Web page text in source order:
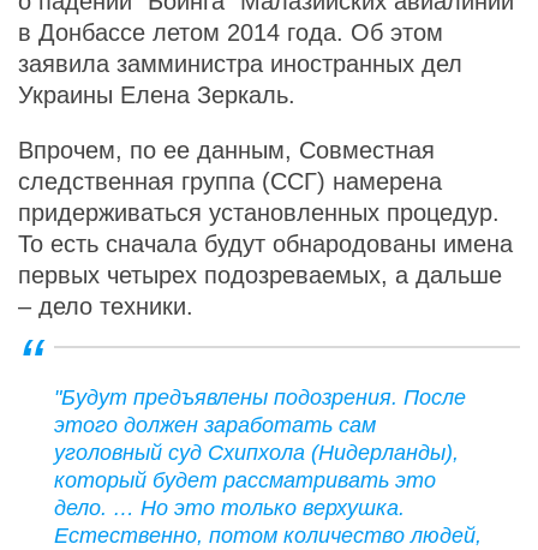
в Донбассе летом 2014 года. Об этом
заявила замминистра иностранных дел
Украины Елена Зеркаль.
Впрочем, по ее данным, Совместная
следственная группа (ССГ) намерена
придерживаться установленных процедур.
То есть сначала будут обнародованы имена
первых четырех подозреваемых, а дальше
– дело техники.
"Будут предъявлены подозрения. После
этого должен заработать сам
уголовный суд Схипхола (Нидерланды),
который будет рассматривать это
дело. … Но это только верхушка.
Естественно, потом количество людей,